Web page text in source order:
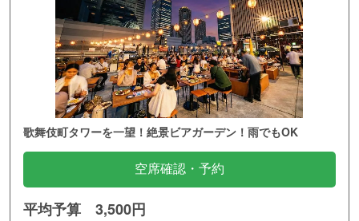
歌舞伎町タワーを一望！絶景ビアガーデン！雨でもOK
空席確認・予約
平均予算 3,500円